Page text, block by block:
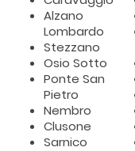
Alzano
Lombardo
Stezzano
Osio Sotto
Ponte San
Pietro
Nembro
Clusone
Sarnico